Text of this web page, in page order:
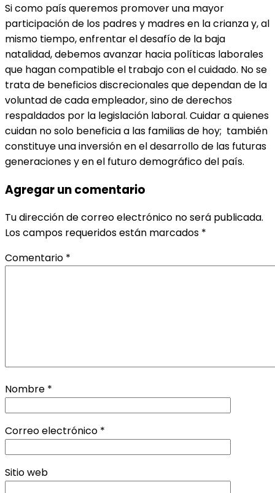
Si como país queremos promover una mayor
participación de los padres y madres en la crianza y, al
mismo tiempo, enfrentar el desafío de la baja
natalidad, debemos avanzar hacia políticas laborales
que hagan compatible el trabajo con el cuidado. No se
trata de beneficios discrecionales que dependan de la
voluntad de cada empleador, sino de derechos
respaldados por la legislación laboral. Cuidar a quienes
cuidan no solo beneficia a las familias de hoy; también
constituye una inversión en el desarrollo de las futuras
generaciones y en el futuro demográfico del país.
Agregar un comentario
Tu dirección de correo electrónico no será publicada.
Los campos requeridos están marcados *
Comentario *
Nombre *
Correo electrónico *
Sitio web